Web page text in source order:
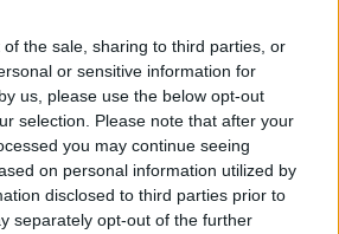
the sale, sharing to third parties, or
or sensitive information for
us, please use the below opt-out
selection. Please note that after your
you may continue seeing
on personal information utilized by
disclosed to third parties prior to
separately opt-out of the further